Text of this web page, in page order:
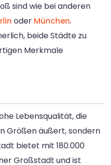
sind wie bei anderen
oder München.
beide Städte zu
Merkmale
Lebensqualität, die
Größen äußert, sondern
bietet mit 180.000
Großstadt und ist